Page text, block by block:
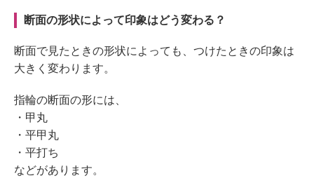
断面の形状によって印象はどう変わる？
断面で見たときの形状によっても、つけたときの印象は
大きく変わります。
指輪の断面の形には、
・甲丸
・平甲丸
・平打ち
などがあります。